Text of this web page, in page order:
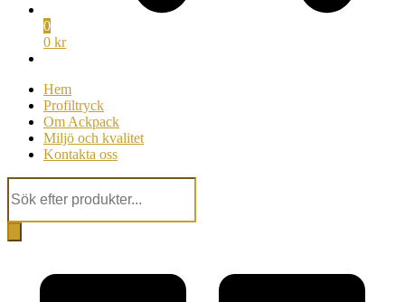
0
0 kr
Hem
Profiltryck
Om Ackpack
Miljö och kvalitet
Kontakta oss
Products
search